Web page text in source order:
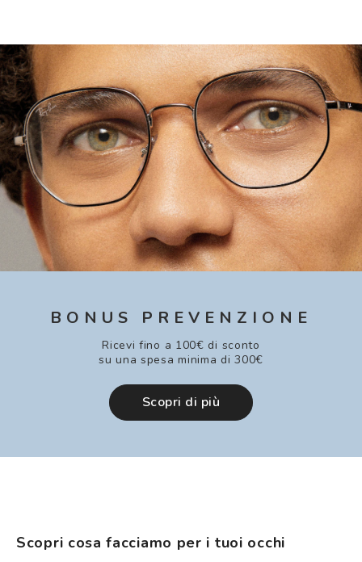
BONUS PREVENZIONE
Ricevi fino a 100€ di sconto
su una spesa minima di 300€
Scopri di più
Scopri cosa facciamo per i tuoi occhi